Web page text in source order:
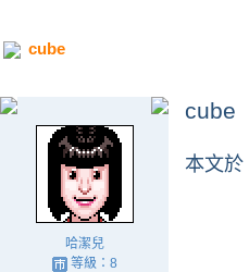
cube
哈潔兒
等級：8
cube
本文於